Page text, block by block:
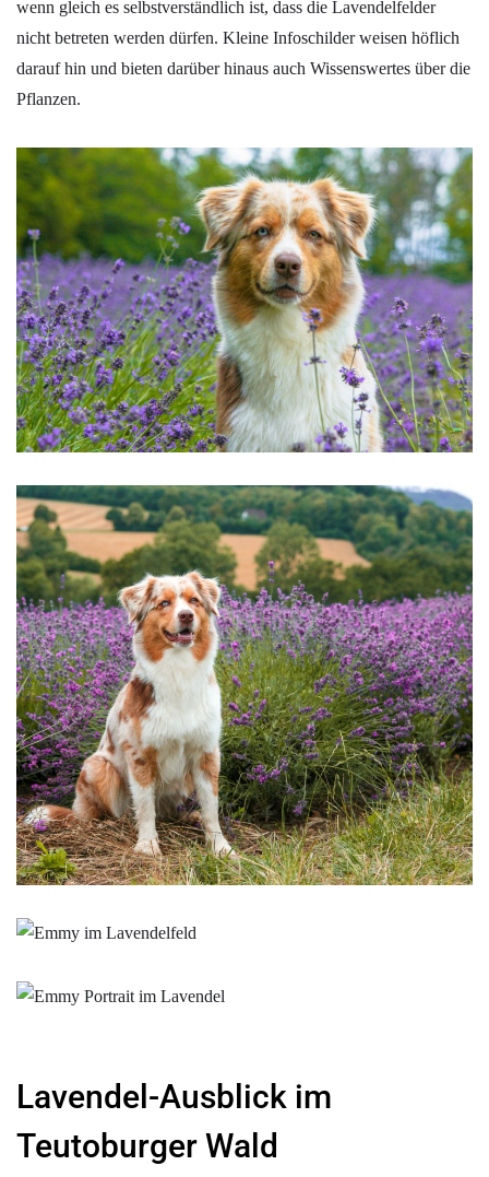
wenn gleich es selbstverständlich ist, dass die Lavendelfelder
nicht betreten werden dürfen. Kleine Infoschilder weisen höflich
darauf hin und bieten darüber hinaus auch Wissenswertes über die
Pflanzen.
Lavendel-Ausblick im
Teutoburger Wald